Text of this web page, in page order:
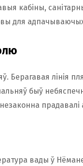
кабіны,
для
Берагавая лінія
быў
прадавалі
вады ў